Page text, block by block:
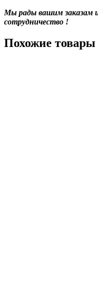
Мы рады вашим заказам и
сотрудничество !
Похожие товары